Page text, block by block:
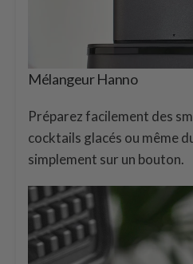
Mélangeur Hanno
Préparez facilement des
cocktails glacés ou même
simplement sur un bouton.